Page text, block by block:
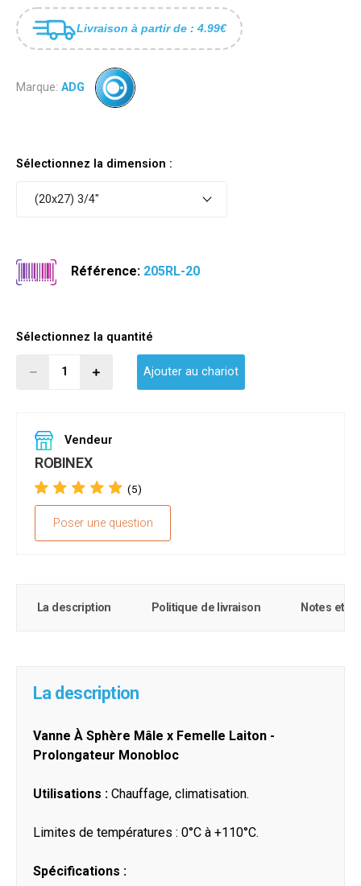
Livraison à partir de : 4.99€
Marque: ADG
Sélectionnez la dimension :
(20x27) 3/4"
Référence: 205RL-20
Sélectionnez la quantité
Ajouter au chariot
Vendeur
ROBINEX
(5)
Poser une question
La description Politique de livraison Notes et
La description
Vanne À Sphère Mâle x Femelle Laiton -
Prolongateur Monobloc
Utilisations : Chauffage, climatisation.
Limites de températures : 0°C à +110°C.
Spécifications :